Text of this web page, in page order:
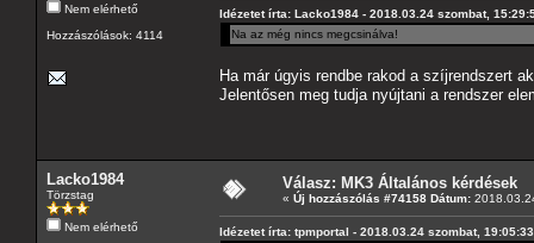
Nem elérhető
Hozzászólások: 4114
Idézetet írta: Lacko1984 - 2018.03.24 szombat,
Na az még nincs megcsinálva!
Ha már úgyis rendbe rakod a szíjrendszert
Jelentősen meg tudja nyújtani a rendszer
Lacko1984
Törzstag
Nem elérhető
Válasz: MK3 Általános kérdések
« Új hozzászólás #74158 Dátum:
Idézetet írta: tpmportal - 2018.03.24 szombat, 19:05:33